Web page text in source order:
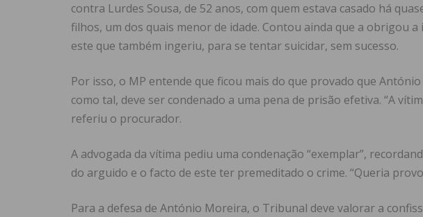
contra Lurdes Sousa, de 52 anos, com quem estava casado há
filhos, um dos quais menor de idade. Contou ainda que a obrigou
este que também ingeriu, para se tentar suicidar, sem sucesso.
Por isso, o MP entende que ficou mais do que provado que
como tal, deve ser condenado a uma pena de prisão efetiva. “A
referiu o procurador.
A advogada da vítima pediu uma condenação “exemplar”,
do arguido e o facto de este ter premeditado o crime. “Queria
Para a defesa de António Moreira, o Tribunal deve valorar a